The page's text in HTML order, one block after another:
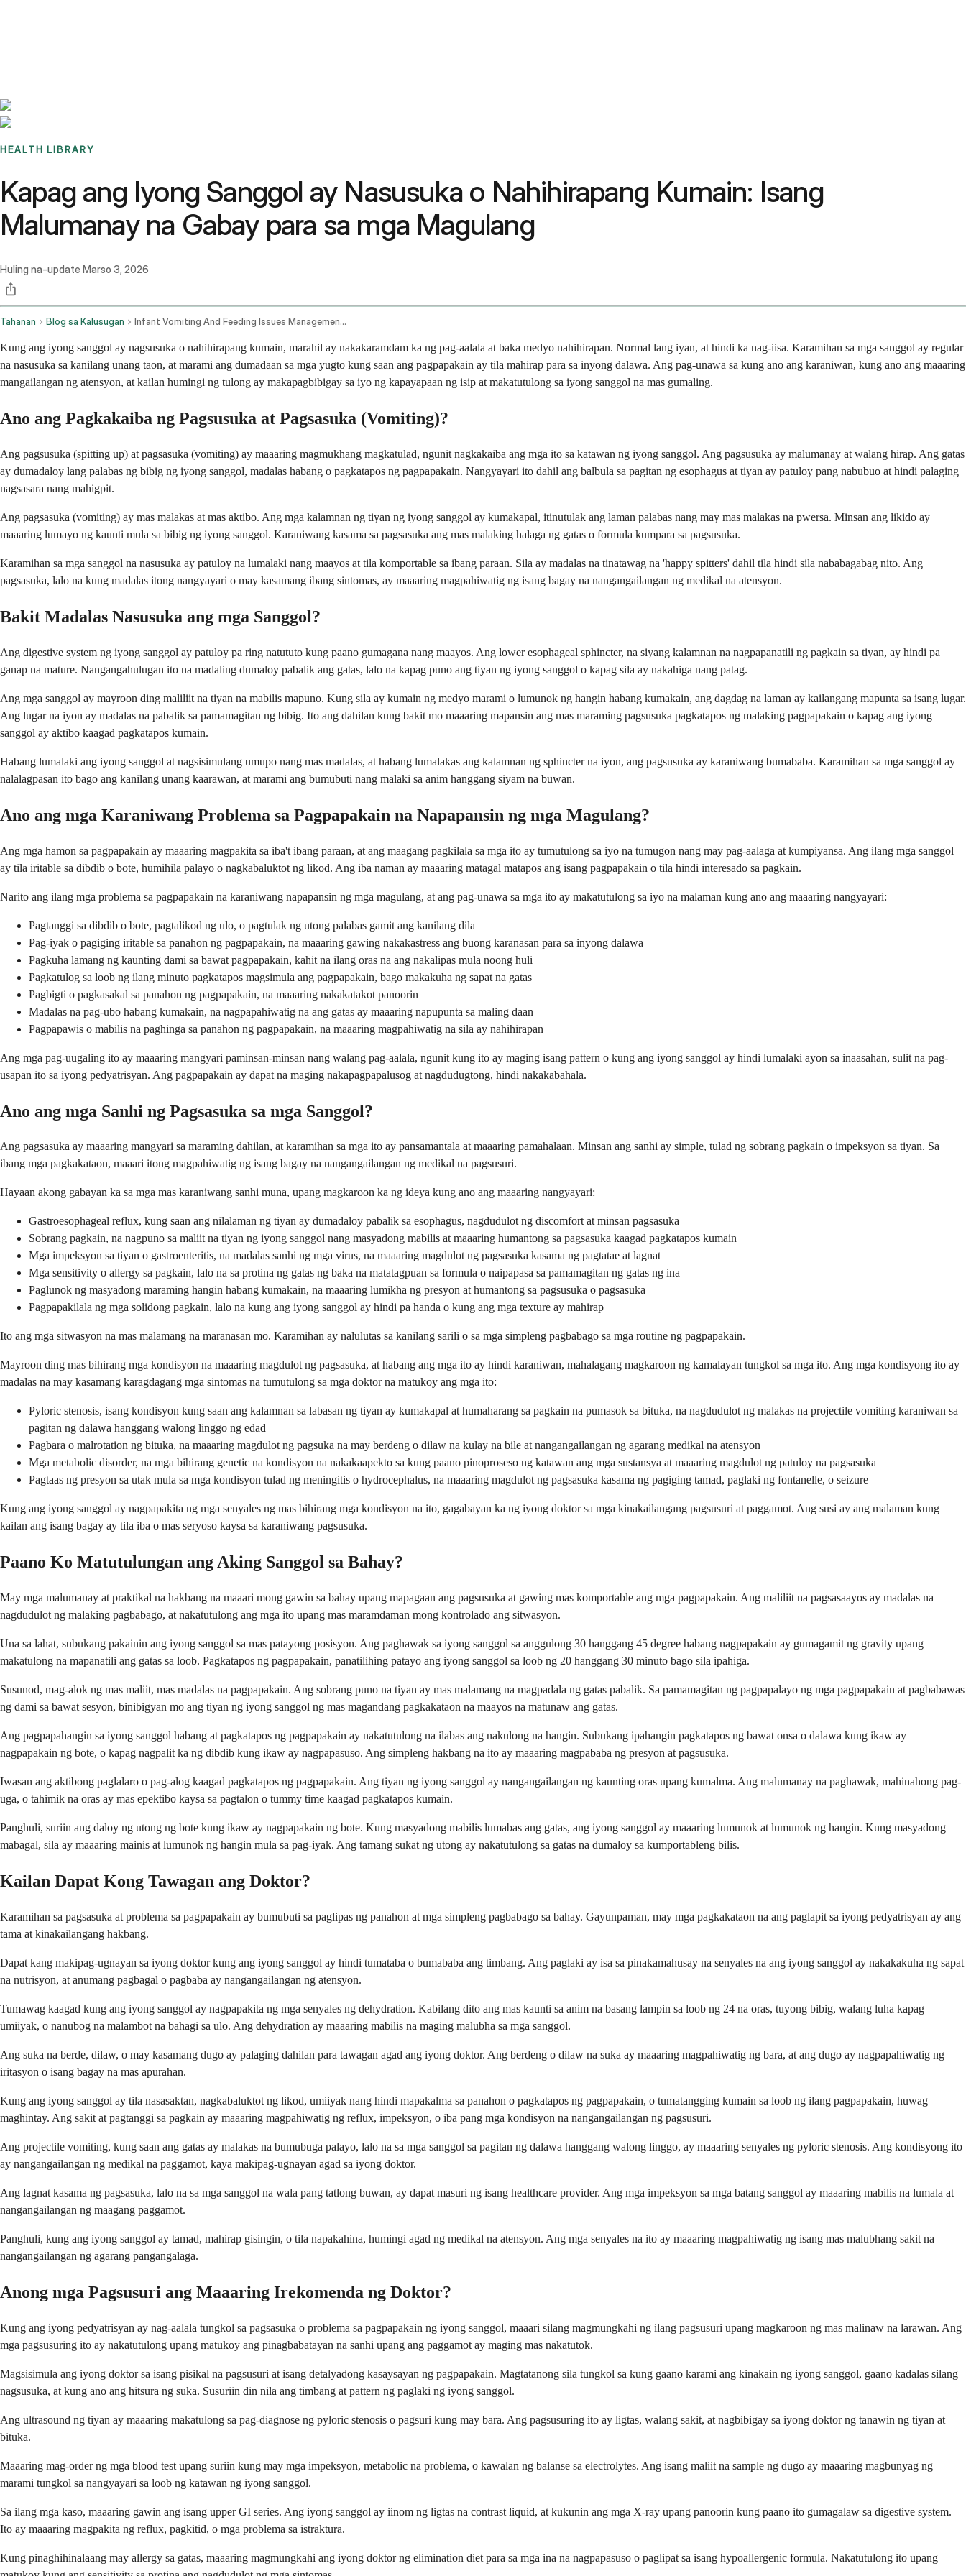
HEALTH LIBRARY
Kapag ang Iyong Sanggol ay Nasusuka o Nahihirapang Kumain: Isang
Malumanay na Gabay para sa mga Magulang
Huling na-update Marso 3, 2026
Tahanan Blog sa Kalusugan Infant Vomiting And Feeding Issues Management And When To Seek Help
Kung ang iyong sanggol ay nagsusuka o nahihirapang kumain, marahil ay nakakaramdam ka ng pag-aalala at baka medyo nahihirapan. Normal lang iyan, at hindi ka nag-iisa. Karamihan sa mga sanggol ay regular
na nasusuka sa kanilang unang taon, at marami ang dumadaan sa mga yugto kung saan ang pagpapakain ay tila mahirap para sa inyong dalawa. Ang pag-unawa sa kung ano ang karaniwan, kung ano ang maaaring
mangailangan ng atensyon, at kailan humingi ng tulong ay makapagbibigay sa iyo ng kapayapaan ng isip at makatutulong sa iyong sanggol na mas gumaling.
Ano ang Pagkakaiba ng Pagsusuka at Pagsasuka (Vomiting)?
Ang pagsusuka (spitting up) at pagsasuka (vomiting) ay maaaring magmukhang magkatulad, ngunit nagkakaiba ang mga ito sa katawan ng iyong sanggol. Ang pagsusuka ay malumanay at walang hirap. Ang gatas
ay dumadaloy lang palabas ng bibig ng iyong sanggol, madalas habang o pagkatapos ng pagpapakain. Nangyayari ito dahil ang balbula sa pagitan ng esophagus at tiyan ay patuloy pang nabubuo at hindi palaging
nagsasara nang mahigpit.
Ang pagsasuka (vomiting) ay mas malakas at mas aktibo. Ang mga kalamnan ng tiyan ng iyong sanggol ay kumakapal, itinutulak ang laman palabas nang may mas malakas na pwersa. Minsan ang likido ay
maaaring lumayo ng kaunti mula sa bibig ng iyong sanggol. Karaniwang kasama sa pagsasuka ang mas malaking halaga ng gatas o formula kumpara sa pagsusuka.
Karamihan sa mga sanggol na nasusuka ay patuloy na lumalaki nang maayos at tila komportable sa ibang paraan. Sila ay madalas na tinatawag na 'happy spitters' dahil tila hindi sila nababagabag nito. Ang
pagsasuka, lalo na kung madalas itong nangyayari o may kasamang ibang sintomas, ay maaaring magpahiwatig ng isang bagay na nangangailangan ng medikal na atensyon.
Bakit Madalas Nasusuka ang mga Sanggol?
Ang digestive system ng iyong sanggol ay patuloy pa ring natututo kung paano gumagana nang maayos. Ang lower esophageal sphincter, na siyang kalamnan na nagpapanatili ng pagkain sa tiyan, ay hindi pa
ganap na mature. Nangangahulugan ito na madaling dumaloy pabalik ang gatas, lalo na kapag puno ang tiyan ng iyong sanggol o kapag sila ay nakahiga nang patag.
Ang mga sanggol ay mayroon ding maliliit na tiyan na mabilis mapuno. Kung sila ay kumain ng medyo marami o lumunok ng hangin habang kumakain, ang dagdag na laman ay kailangang mapunta sa isang lugar.
Ang lugar na iyon ay madalas na pabalik sa pamamagitan ng bibig. Ito ang dahilan kung bakit mo maaaring mapansin ang mas maraming pagsusuka pagkatapos ng malaking pagpapakain o kapag ang iyong
sanggol ay aktibo kaagad pagkatapos kumain.
Habang lumalaki ang iyong sanggol at nagsisimulang umupo nang mas madalas, at habang lumalakas ang kalamnan ng sphincter na iyon, ang pagsusuka ay karaniwang bumababa. Karamihan sa mga sanggol ay
nalalagpasan ito bago ang kanilang unang kaarawan, at marami ang bumubuti nang malaki sa anim hanggang siyam na buwan.
Ano ang mga Karaniwang Problema sa Pagpapakain na Napapansin ng mga Magulang?
Ang mga hamon sa pagpapakain ay maaaring magpakita sa iba't ibang paraan, at ang maagang pagkilala sa mga ito ay tumutulong sa iyo na tumugon nang may pag-aalaga at kumpiyansa. Ang ilang mga sanggol
ay tila iritable sa dibdib o bote, humihila palayo o nagkabaluktot ng likod. Ang iba naman ay maaaring matagal matapos ang isang pagpapakain o tila hindi interesado sa pagkain.
Narito ang ilang mga problema sa pagpapakain na karaniwang napapansin ng mga magulang, at ang pag-unawa sa mga ito ay makatutulong sa iyo na malaman kung ano ang maaaring nangyayari:
Pagtanggi sa dibdib o bote, pagtalikod ng ulo, o pagtulak ng utong palabas gamit ang kanilang dila
Pag-iyak o pagiging iritable sa panahon ng pagpapakain, na maaaring gawing nakakastress ang buong karanasan para sa inyong dalawa
Pagkuha lamang ng kaunting dami sa bawat pagpapakain, kahit na ilang oras na ang nakalipas mula noong huli
Pagkatulog sa loob ng ilang minuto pagkatapos magsimula ang pagpapakain, bago makakuha ng sapat na gatas
Pagbigti o pagkasakal sa panahon ng pagpapakain, na maaaring nakakatakot panoorin
Madalas na pag-ubo habang kumakain, na nagpapahiwatig na ang gatas ay maaaring napupunta sa maling daan
Pagpapawis o mabilis na paghinga sa panahon ng pagpapakain, na maaaring magpahiwatig na sila ay nahihirapan
Ang mga pag-uugaling ito ay maaaring mangyari paminsan-minsan nang walang pag-aalala, ngunit kung ito ay maging isang pattern o kung ang iyong sanggol ay hindi lumalaki ayon sa inaasahan, sulit na pag-
usapan ito sa iyong pedyatrisyan. Ang pagpapakain ay dapat na maging nakapagpapalusog at nagdudugtong, hindi nakakabahala.
Ano ang mga Sanhi ng Pagsasuka sa mga Sanggol?
Ang pagsasuka ay maaaring mangyari sa maraming dahilan, at karamihan sa mga ito ay pansamantala at maaaring pamahalaan. Minsan ang sanhi ay simple, tulad ng sobrang pagkain o impeksyon sa tiyan. Sa
ibang mga pagkakataon, maaari itong magpahiwatig ng isang bagay na nangangailangan ng medikal na pagsusuri.
Hayaan akong gabayan ka sa mga mas karaniwang sanhi muna, upang magkaroon ka ng ideya kung ano ang maaaring nangyayari:
Gastroesophageal reflux, kung saan ang nilalaman ng tiyan ay dumadaloy pabalik sa esophagus, nagdudulot ng discomfort at minsan pagsasuka
Sobrang pagkain, na nagpuno sa maliit na tiyan ng iyong sanggol nang masyadong mabilis at maaaring humantong sa pagsasuka kaagad pagkatapos kumain
Mga impeksyon sa tiyan o gastroenteritis, na madalas sanhi ng mga virus, na maaaring magdulot ng pagsasuka kasama ng pagtatae at lagnat
Mga sensitivity o allergy sa pagkain, lalo na sa protina ng gatas ng baka na matatagpuan sa formula o naipapasa sa pamamagitan ng gatas ng ina
Paglunok ng masyadong maraming hangin habang kumakain, na maaaring lumikha ng presyon at humantong sa pagsusuka o pagsasuka
Pagpapakilala ng mga solidong pagkain, lalo na kung ang iyong sanggol ay hindi pa handa o kung ang mga texture ay mahirap
Ito ang mga sitwasyon na mas malamang na maranasan mo. Karamihan ay nalulutas sa kanilang sarili o sa mga simpleng pagbabago sa mga routine ng pagpapakain.
Mayroon ding mas bihirang mga kondisyon na maaaring magdulot ng pagsasuka, at habang ang mga ito ay hindi karaniwan, mahalagang magkaroon ng kamalayan tungkol sa mga ito. Ang mga kondisyong ito ay
madalas na may kasamang karagdagang mga sintomas na tumutulong sa mga doktor na matukoy ang mga ito:
Pyloric stenosis, isang kondisyon kung saan ang kalamnan sa labasan ng tiyan ay kumakapal at humaharang sa pagkain na pumasok sa bituka, na nagdudulot ng malakas na projectile vomiting karaniwan sa
pagitan ng dalawa hanggang walong linggo ng edad
Pagbara o malrotation ng bituka, na maaaring magdulot ng pagsuka na may berdeng o dilaw na kulay na bile at nangangailangan ng agarang medikal na atensyon
Mga metabolic disorder, na mga bihirang genetic na kondisyon na nakakaapekto sa kung paano pinoproseso ng katawan ang mga sustansya at maaaring magdulot ng patuloy na pagsasuka
Pagtaas ng presyon sa utak mula sa mga kondisyon tulad ng meningitis o hydrocephalus, na maaaring magdulot ng pagsasuka kasama ng pagiging tamad, paglaki ng fontanelle, o seizure
Kung ang iyong sanggol ay nagpapakita ng mga senyales ng mas bihirang mga kondisyon na ito, gagabayan ka ng iyong doktor sa mga kinakailangang pagsusuri at paggamot. Ang susi ay ang malaman kung
kailan ang isang bagay ay tila iba o mas seryoso kaysa sa karaniwang pagsusuka.
Paano Ko Matutulungan ang Aking Sanggol sa Bahay?
May mga malumanay at praktikal na hakbang na maaari mong gawin sa bahay upang mapagaan ang pagsusuka at gawing mas komportable ang mga pagpapakain. Ang maliliit na pagsasaayos ay madalas na
nagdudulot ng malaking pagbabago, at nakatutulong ang mga ito upang mas maramdaman mong kontrolado ang sitwasyon.
Una sa lahat, subukang pakainin ang iyong sanggol sa mas patayong posisyon. Ang paghawak sa iyong sanggol sa anggulong 30 hanggang 45 degree habang nagpapakain ay gumagamit ng gravity upang
makatulong na mapanatili ang gatas sa loob. Pagkatapos ng pagpapakain, panatilihing patayo ang iyong sanggol sa loob ng 20 hanggang 30 minuto bago sila ipahiga.
Susunod, mag-alok ng mas maliit, mas madalas na pagpapakain. Ang sobrang puno na tiyan ay mas malamang na magpadala ng gatas pabalik. Sa pamamagitan ng pagpapalayo ng mga pagpapakain at pagbabawas
ng dami sa bawat sesyon, binibigyan mo ang tiyan ng iyong sanggol ng mas magandang pagkakataon na maayos na matunaw ang gatas.
Ang pagpapahangin sa iyong sanggol habang at pagkatapos ng pagpapakain ay nakatutulong na ilabas ang nakulong na hangin. Subukang ipahangin pagkatapos ng bawat onsa o dalawa kung ikaw ay
nagpapakain ng bote, o kapag nagpalit ka ng dibdib kung ikaw ay nagpapasuso. Ang simpleng hakbang na ito ay maaaring magpababa ng presyon at pagsusuka.
Iwasan ang aktibong paglalaro o pag-alog kaagad pagkatapos ng pagpapakain. Ang tiyan ng iyong sanggol ay nangangailangan ng kaunting oras upang kumalma. Ang malumanay na paghawak, mahinahong pag-
uga, o tahimik na oras ay mas epektibo kaysa sa pagtalon o tummy time kaagad pagkatapos kumain.
Panghuli, suriin ang daloy ng utong ng bote kung ikaw ay nagpapakain ng bote. Kung masyadong mabilis lumabas ang gatas, ang iyong sanggol ay maaaring lumunok at lumunok ng hangin. Kung masyadong
mabagal, sila ay maaaring mainis at lumunok ng hangin mula sa pag-iyak. Ang tamang sukat ng utong ay nakatutulong sa gatas na dumaloy sa kumportableng bilis.
Kailan Dapat Kong Tawagan ang Doktor?
Karamihan sa pagsasuka at problema sa pagpapakain ay bumubuti sa paglipas ng panahon at mga simpleng pagbabago sa bahay. Gayunpaman, may mga pagkakataon na ang paglapit sa iyong pedyatrisyan ay ang
tama at kinakailangang hakbang.
Dapat kang makipag-ugnayan sa iyong doktor kung ang iyong sanggol ay hindi tumataba o bumababa ang timbang. Ang paglaki ay isa sa pinakamahusay na senyales na ang iyong sanggol ay nakakakuha ng sapat
na nutrisyon, at anumang pagbagal o pagbaba ay nangangailangan ng atensyon.
Tumawag kaagad kung ang iyong sanggol ay nagpapakita ng mga senyales ng dehydration. Kabilang dito ang mas kaunti sa anim na basang lampin sa loob ng 24 na oras, tuyong bibig, walang luha kapag
umiiyak, o nanubog na malambot na bahagi sa ulo. Ang dehydration ay maaaring mabilis na maging malubha sa mga sanggol.
Ang suka na berde, dilaw, o may kasamang dugo ay palaging dahilan para tawagan agad ang iyong doktor. Ang berdeng o dilaw na suka ay maaaring magpahiwatig ng bara, at ang dugo ay nagpapahiwatig ng
iritasyon o isang bagay na mas apurahan.
Kung ang iyong sanggol ay tila nasasaktan, nagkabaluktot ng likod, umiiyak nang hindi mapakalma sa panahon o pagkatapos ng pagpapakain, o tumatangging kumain sa loob ng ilang pagpapakain, huwag
maghintay. Ang sakit at pagtanggi sa pagkain ay maaaring magpahiwatig ng reflux, impeksyon, o iba pang mga kondisyon na nangangailangan ng pagsusuri.
Ang projectile vomiting, kung saan ang gatas ay malakas na bumubuga palayo, lalo na sa mga sanggol sa pagitan ng dalawa hanggang walong linggo, ay maaaring senyales ng pyloric stenosis. Ang kondisyong ito
ay nangangailangan ng medikal na paggamot, kaya makipag-ugnayan agad sa iyong doktor.
Ang lagnat kasama ng pagsasuka, lalo na sa mga sanggol na wala pang tatlong buwan, ay dapat masuri ng isang healthcare provider. Ang mga impeksyon sa mga batang sanggol ay maaaring mabilis na lumala at
nangangailangan ng maagang paggamot.
Panghuli, kung ang iyong sanggol ay tamad, mahirap gisingin, o tila napakahina, humingi agad ng medikal na atensyon. Ang mga senyales na ito ay maaaring magpahiwatig ng isang mas malubhang sakit na
nangangailangan ng agarang pangangalaga.
Anong mga Pagsusuri ang Maaaring Irekomenda ng Doktor?
Kung ang iyong pedyatrisyan ay nag-aalala tungkol sa pagsasuka o problema sa pagpapakain ng iyong sanggol, maaari silang magmungkahi ng ilang pagsusuri upang magkaroon ng mas malinaw na larawan. Ang
mga pagsusuring ito ay nakatutulong upang matukoy ang pinagbabatayan na sanhi upang ang paggamot ay maging mas nakatutok.
Magsisimula ang iyong doktor sa isang pisikal na pagsusuri at isang detalyadong kasaysayan ng pagpapakain. Magtatanong sila tungkol sa kung gaano karami ang kinakain ng iyong sanggol, gaano kadalas silang
nagsusuka, at kung ano ang hitsura ng suka. Susuriin din nila ang timbang at pattern ng paglaki ng iyong sanggol.
Ang ultrasound ng tiyan ay maaaring makatulong sa pag-diagnose ng pyloric stenosis o pagsuri kung may bara. Ang pagsusuring ito ay ligtas, walang sakit, at nagbibigay sa iyong doktor ng tanawin ng tiyan at
bituka.
Maaaring mag-order ng mga blood test upang suriin kung may mga impeksyon, metabolic na problema, o kawalan ng balanse sa electrolytes. Ang isang maliit na sample ng dugo ay maaaring magbunyag ng
marami tungkol sa nangyayari sa loob ng katawan ng iyong sanggol.
Sa ilang mga kaso, maaaring gawin ang isang upper GI series. Ang iyong sanggol ay iinom ng ligtas na contrast liquid, at kukunin ang mga X-ray upang panoorin kung paano ito gumagalaw sa digestive system.
Ito ay maaaring magpakita ng reflux, pagkitid, o mga problema sa istraktura.
Kung pinaghihinalaang may allergy sa gatas, maaaring magmungkahi ang iyong doktor ng elimination diet para sa mga ina na nagpapasuso o paglipat sa isang hypoallergenic formula. Nakatutulong ito upang